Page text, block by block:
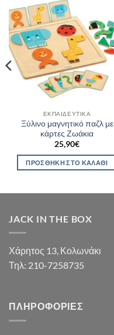
ΕΚΠΑΙΔΕΥΤΙΚΆ
Ξύλινο μαγνητικό παζλ με
κάρτες Ζωάκια
25,90€
ΠΡΟΣΘΉΚΗ ΣΤΟ ΚΑΛΆΘΙ
JACK IN THE BOX
Χάρητος 13, Κολωνάκι
Τηλ: 210-7258735
ΠΛΗΡΟΦΟΡΊΕΣ